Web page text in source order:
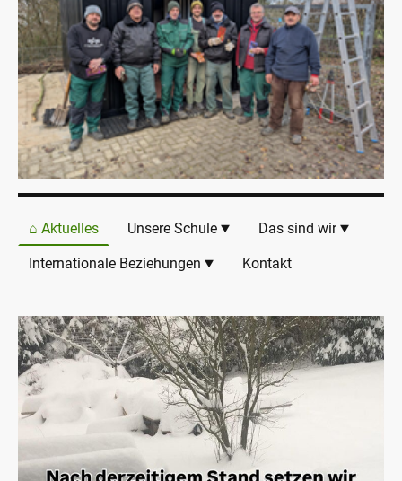
⌂ Aktuelles Unsere Schule Das sind wir
Internationale Beziehungen Kontakt